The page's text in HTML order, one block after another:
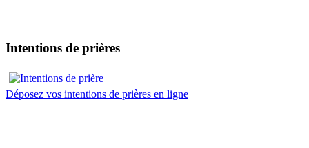
Intentions de prières
Déposez vos intentions de prières en ligne